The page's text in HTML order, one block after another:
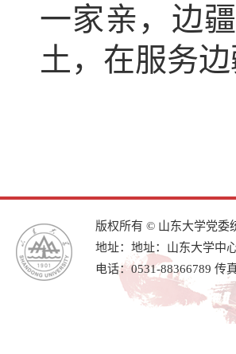
一家亲，边
土，在服务
版权所有 © 山东大学党委
地址：地址：山东大学中
电话：0531-88366789 传